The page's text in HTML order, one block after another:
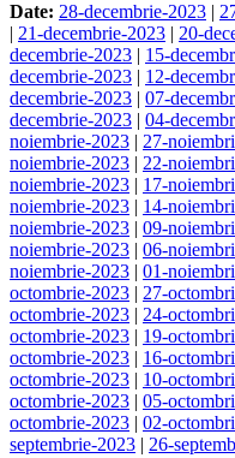
Date: 28-decembrie-2023 |
| 21-decembrie-2023 | 20-
decembrie-2023 | 15-
decembrie-2023 | 12-
decembrie-2023 | 07-
decembrie-2023 | 04-
noiembrie-2023 | 27-
noiembrie-2023 | 22-
noiembrie-2023 | 17-
noiembrie-2023 | 14-
noiembrie-2023 | 09-
noiembrie-2023 | 06-
noiembrie-2023 | 01-
octombrie-2023 | 27-
octombrie-2023 | 24-
octombrie-2023 | 19-
octombrie-2023 | 16-
octombrie-2023 | 10-
octombrie-2023 | 05-
octombrie-2023 | 02-
septembrie-2023 | 26-